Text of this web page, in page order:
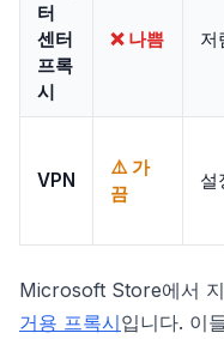
터
센터
프록
시
❌ 나쁨 저
VPN
⚠️ 가
끔
설
Microsoft Store에서
거용 프록시입니다. 이